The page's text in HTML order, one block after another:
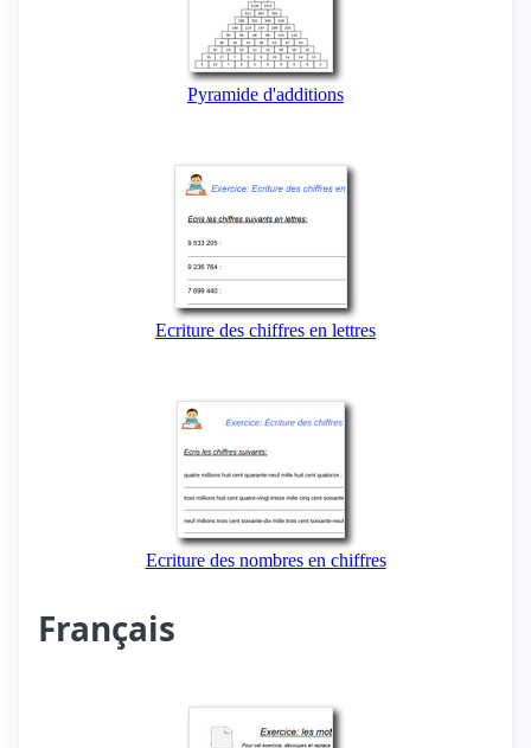
Pyramide d'additions
Ecriture des chiffres en lettres
Ecriture des nombres en chiffres
Français